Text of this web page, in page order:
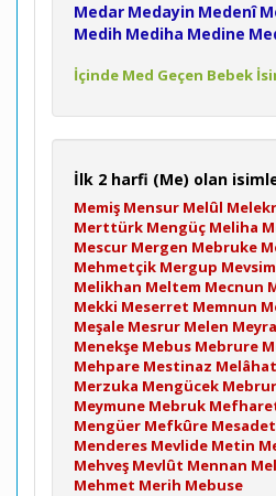
Medar Medayin Medenî
Medih Mediha Medine
İçinde Med Geçen Bebek
İlk 2 harfi (Me) olan
Memiş Mensur Melûl
Merttürk Mengüç Meliha
Mescur Mergen Mebruke
Mehmetçik Mergup Mevsim
Melikhan Meltem Mecnun
Mekki Meserret Memnun
Meşale Mesrur Melen
Menekşe Mebus Mebrure
Mehpare Mestinaz Melâhat
Merzuka Mengücek Mebrur
Meymune Mebruk
Mengüer Mefkûre Mesadet
Menderes Mevlide Metin
Mehveş Mevlût Mennan
Mehmet Merih Mebuse